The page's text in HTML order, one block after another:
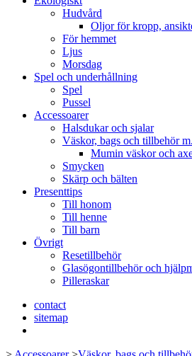
Hudvård
Oljor för kropp,
För hemmet
Ljus
Morsdag
Spel och underhållning
Spel
Pussel
Accessoarer
Halsdukar och sjalar
Väskor, bags och tillbehör
Mumin väskor och
Smycken
Skärp och bälten
Presenttips
Till honom
Till henne
Till barn
Övrigt
Resetillbehör
Glasögontillbehör och
Pilleraskar
contact
sitemap